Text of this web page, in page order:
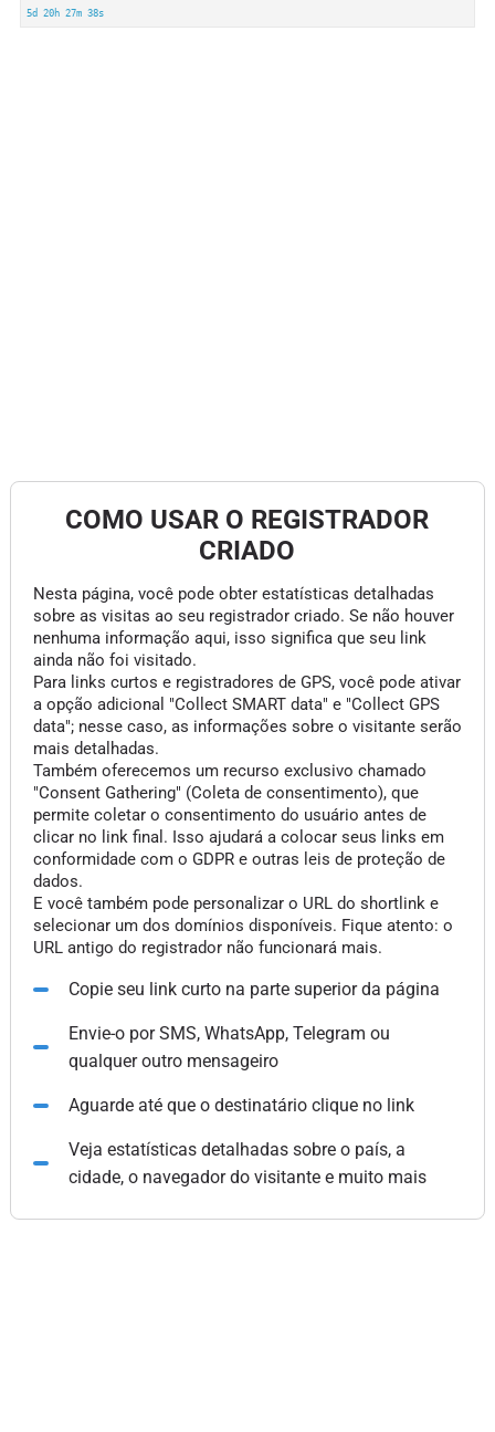
5d 20h 27m 38s
COMO USAR O REGISTRADOR
CRIADO
Nesta página, você pode obter estatísticas detalhadas
sobre as visitas ao seu registrador criado. Se não houver
nenhuma informação aqui, isso significa que seu link
ainda não foi visitado.
Para links curtos e registradores de GPS, você pode ativar
a opção adicional "Collect SMART data" e "Collect GPS
data"; nesse caso, as informações sobre o visitante serão
mais detalhadas.
Também oferecemos um recurso exclusivo chamado
"Consent Gathering" (Coleta de consentimento), que
permite coletar o consentimento do usuário antes de
clicar no link final. Isso ajudará a colocar seus links em
conformidade com o GDPR e outras leis de proteção de
dados.
E você também pode personalizar o URL do shortlink e
selecionar um dos domínios disponíveis. Fique atento: o
URL antigo do registrador não funcionará mais.
Copie seu link curto na parte superior da página
Envie-o por SMS, WhatsApp, Telegram ou
qualquer outro mensageiro
Aguarde até que o destinatário clique no link
Veja estatísticas detalhadas sobre o país, a
cidade, o navegador do visitante e muito mais